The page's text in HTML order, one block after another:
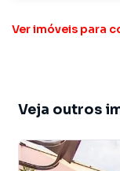
Ver imóveis para
Veja outros